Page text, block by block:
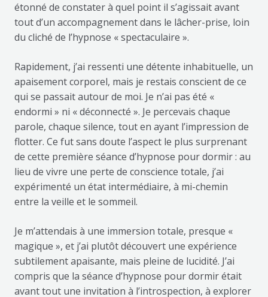
étonné de constater à quel point il s’agissait avant
tout d’un accompagnement dans le lâcher-prise, loin
du cliché de l’hypnose « spectaculaire ».
Rapidement, j’ai ressenti une détente inhabituelle, un
apaisement corporel, mais je restais conscient de ce
qui se passait autour de moi. Je n’ai pas été «
endormi » ni « déconnecté ». Je percevais chaque
parole, chaque silence, tout en ayant l’impression de
flotter. Ce fut sans doute l’aspect le plus surprenant
de cette première séance d’hypnose pour dormir : au
lieu de vivre une perte de conscience totale, j’ai
expérimenté un état intermédiaire, à mi-chemin
entre la veille et le sommeil.
Je m’attendais à une immersion totale, presque «
magique », et j’ai plutôt découvert une expérience
subtilement apaisante, mais pleine de lucidité. J’ai
compris que la séance d’hypnose pour dormir était
avant tout une invitation à l’introspection, à explorer